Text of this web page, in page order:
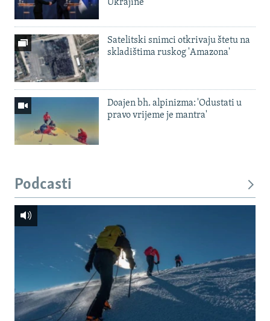
Ukrajine
Satelitski snimci otkrivaju štetu na
skladištima ruskog 'Amazona'
Doajen bh. alpinizma: 'Odustati u
pravo vrijeme je mantra'
Podcasti